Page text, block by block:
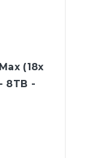
(18x
8TB -